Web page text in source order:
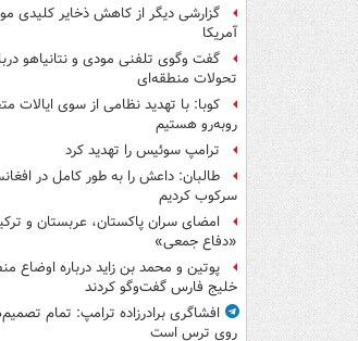
گزارشی دیگر از کاهش ذخایر کلیدی
آمریکا
گفت وگوی تلفنی مودی و نتانیاهو
تحولات منطقه‌ای
کوبا: با تهدید نظامی از سوی ایالات
روبه‌رو هستیم
ترامپ سوئیس را تهدید کرد
طالبان: داعش را به طور کامل در
سرکوب کردیم
امضای سران پاکستان، عربستان و
«دفاع جمعی»
پوتین و محمد بن زاید درباره اوضاع
خلیج فارس گفت‌وگو کردند
افشاگری برادرزاده ترامپ: تمام
روی ترس است